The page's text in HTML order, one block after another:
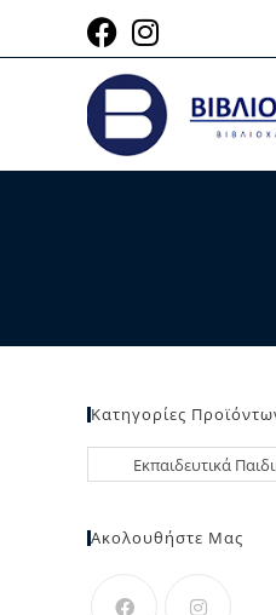
Κατηγορίες
Ακολουθήστε Μας